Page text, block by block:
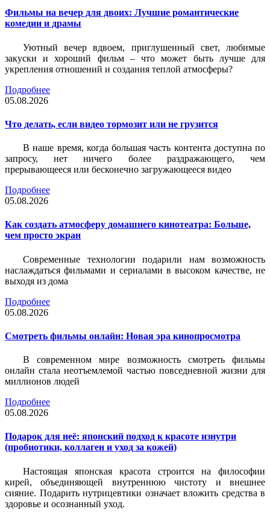
Фильмы на вечер для двоих: Лучшие романтические
комедии и драмы
Уютный вечер вдвоем, приглушенный свет, любимые
закуски и хороший фильм – что может быть лучше для
укрепления отношений и создания теплой атмосферы?
Подробнее
05.08.2026
Что делать, если видео тормозит или не грузится
В наше время, когда большая часть контента доступна по
запросу, нет ничего более раздражающего, чем
прерывающееся или бесконечно загружающееся видео
Подробнее
05.08.2026
Как создать атмосферу домашнего кинотеатра: Больше,
чем просто экран
Современные технологии подарили нам возможность
наслаждаться фильмами и сериалами в высоком качестве, не
выходя из дома
Подробнее
05.08.2026
Смотреть фильмы онлайн: Новая эра кинопросмотра
В современном мире возможность смотреть фильмы
онлайн стала неотъемлемой частью повседневной жизни для
миллионов людей
Подробнее
05.08.2026
Подарок для неё: японский подход к красоте изнутри
(пробиотики, коллаген и уход за кожей)
Настоящая японская красота строится на философии
кирей, объединяющей внутреннюю чистоту и внешнее
сияние. Подарить нутрицевтики означает вложить средства в
здоровье и осознанный уход.